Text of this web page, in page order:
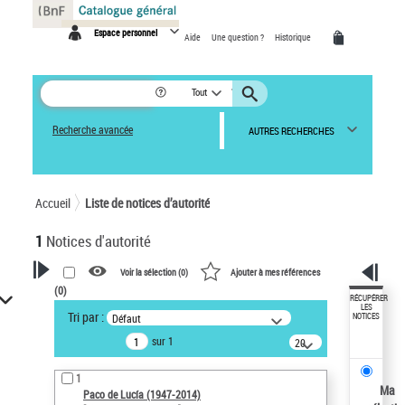
Espace personnel Aide Une question ? Historique
Tout
Recherche avancée AUTRES RECHERCHES
Accueil Liste de notices d’autorité
1 Notices d'autorité
VOTRE RECHERCHE
Recherche avancée dans les
notices d’autorité
Œuvres liées à l'auteur :
Paco de Lucía (1947-2014)
Voir la sélection (0) Ajouter à mes références
(0)
Tri par : Défaut
sur 1
20
résultats/page
1
Paco de Lucía (1947-2014)
RÉCUPÉRER
LES
NOTICES
Ma
Panneau de gestion des cookies